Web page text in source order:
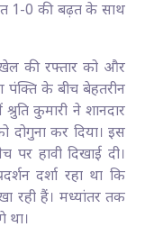
1-0 की बढ़त के साथ
खेल की रफ्तार को और
के बीच बेहतरीन
कुमारी ने शानदार
कर दिया। इस
पर हावी दिखाई दी।
दर्शा रहा था कि
रही हैं। मध्यांतर तक